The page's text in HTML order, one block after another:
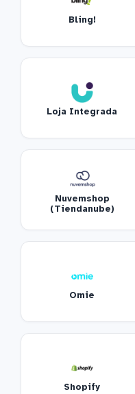
Bling!
Loja Integrada
Nuvemshop
(Tiendanube)
Omie
Shopify